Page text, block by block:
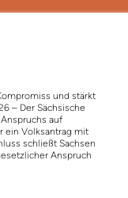
und stärkt
– Der Sächsische
auf
ein Volksantrag mit
schließt Sachsen
Anspruch